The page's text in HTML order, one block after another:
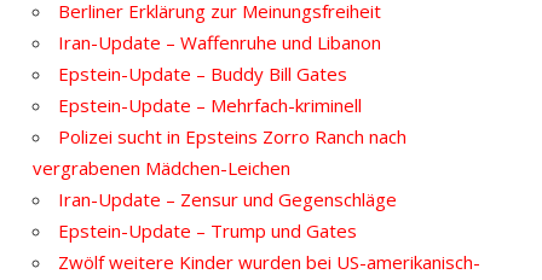
Berliner Erklärung zur Meinungsfreiheit
Iran-Update – Waffenruhe und Libanon
Epstein-Update – Buddy Bill Gates
Epstein-Update – Mehrfach-kriminell
Polizei sucht in Epsteins Zorro Ranch nach
vergrabenen Mädchen-Leichen
Iran-Update – Zensur und Gegenschläge
Epstein-Update – Trump und Gates
Zwölf weitere Kinder wurden bei US-amerikanisch-